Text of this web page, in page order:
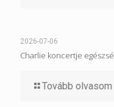
2026-07-06
Charlie koncertje
Tovább olvasom